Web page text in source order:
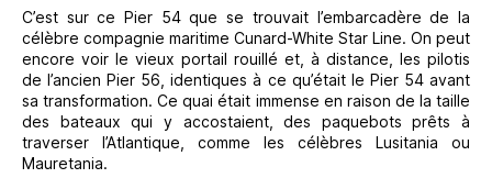
C’est sur ce Pier 54 que se trouvait l’embarcadère de la
célèbre compagnie maritime Cunard-White Star Line. On peut
encore voir le vieux portail rouillé et, à distance, les pilotis
de l’ancien Pier 56, identiques à ce qu’était le Pier 54 avant
sa transformation. Ce quai était immense en raison de la taille
des bateaux qui y accostaient, des paquebots prêts à
traverser l’Atlantique, comme les célèbres Lusitania ou
Mauretania.